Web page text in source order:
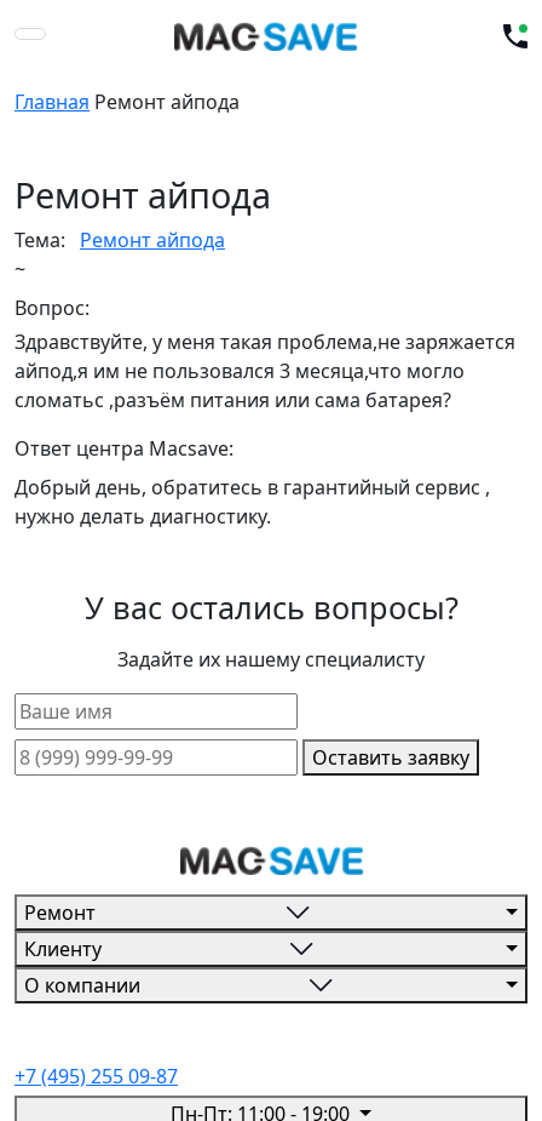
Главная Ремонт айпода
Ремонт айпода
Тема:
Ремонт айпода
~
Вопрос:
Здравствуйте, у меня такая проблема,не заряжается
айпод,я им не пользовался 3 месяца,что могло
сломатьс ,разъём питания или сама батарея?
Ответ центра Macsave:
Добрый день, обратитесь в гарантийный сервис ,
нужно делать диагностику.
У вас остались вопросы?
Задайте их нашему специалисту
Оставить заявку
Ремонт
Клиенту
О компании
+7 (495) 255 09-87
Пн-Пт: 11:00 - 19:00